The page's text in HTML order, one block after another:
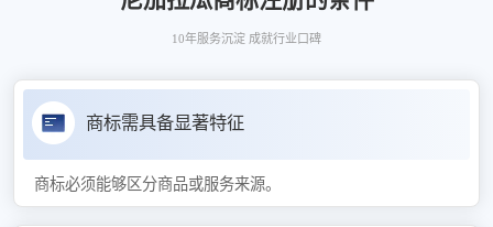
10年服务沉淀 成就行业口碑
商标需具备显著特征
商标必须能够区分商品或服务来源。